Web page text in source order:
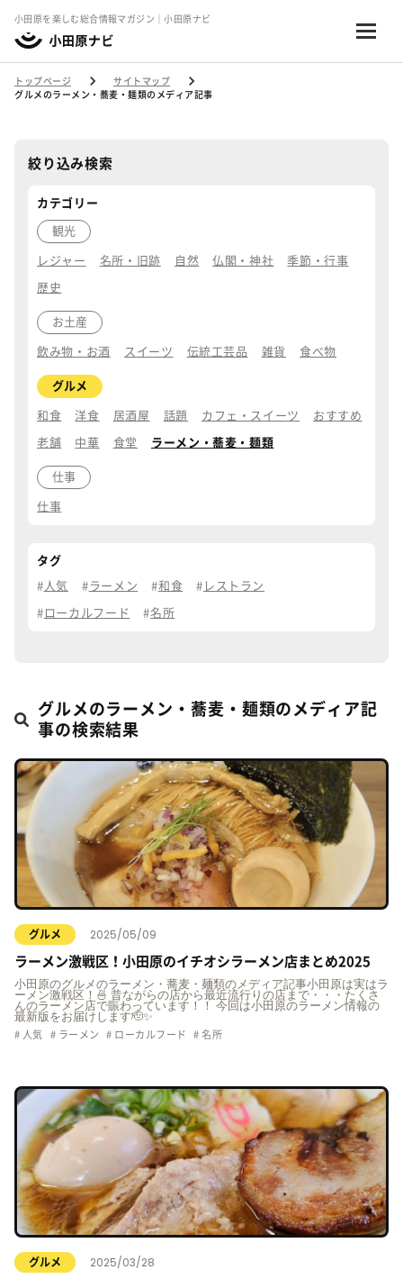
小田原を楽しむ総合情報マガジン｜小田原ナビ
トップページ
サイトマップ
グルメのラーメン・蕎麦・麺類のメディア記事
絞り込み検索
カテゴリー
観光
レジャー 名所・旧跡 自然 仏閣・神社 季節・行事
歴史
お土産
飲み物・お酒 スイーツ 伝統工芸品 雑貨 食べ物
グルメ
和食 洋食 居酒屋 話題 カフェ・スイーツ おすすめ
老舗 中華 食堂 ラーメン・蕎麦・麺類
仕事
仕事
タグ
人気 ラーメン 和食 レストラン
ローカルフード 名所
グルメのラーメン・蕎麦・麺類のメディア記
事の検索結果
グルメ 2025/05/09
ラーメン激戦区！小田原のイチオシラーメン店まとめ2025
小田原のグルメのラーメン・蕎麦・麺類のメディア記事小田原は実はラ
ーメン激戦区！🍜 昔ながらの店から最近流行りの店まで・・・たくさ
んのラーメン店で賑わっています！！ 今回は小田原のラーメン情報の
最新版をお届けします🫡✨
人気 ラーメン ローカルフード 名所
グルメ 2025/03/28